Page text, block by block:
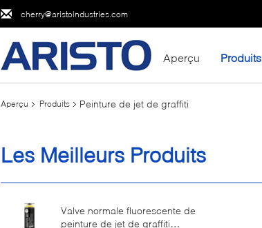
cherry@aristoindustries.com
Aperçu Produits
Aperçu Produits Peinture de jet de graffiti
Les Meilleurs Produits
Valve normale fluorescente de
peinture de jet de graffiti